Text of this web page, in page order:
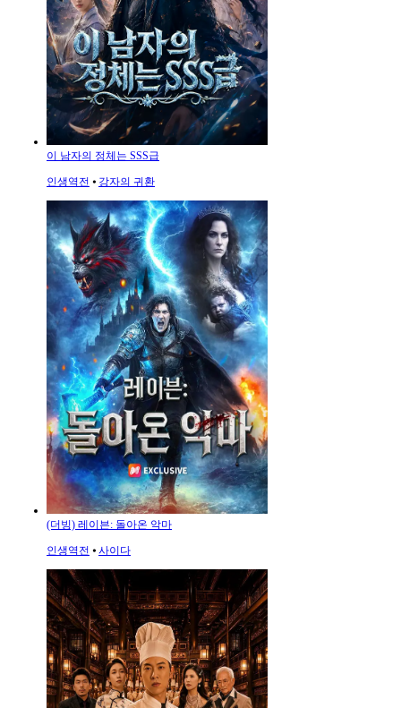
이 남자의 정체는 SSS급
인생역전 ⦁ 강자의 귀환
(더빙) 레이븐: 돌아온 악마
인생역전 ⦁ 사이다